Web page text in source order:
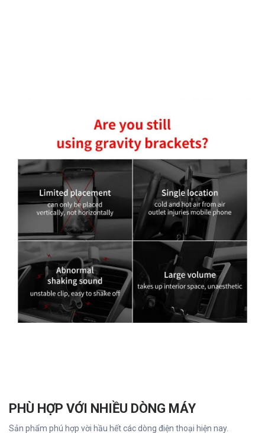
PHÙ HỢP VỚI NHIỀU DÒNG MÁY
Sản phẩm phú hợp vời hầu hết các dòng điện thoại hiện nay.